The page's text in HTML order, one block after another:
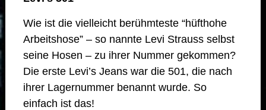
Wie ist die vielleicht berühmteste “hüfthohe
Arbeitshose” – so nannte Levi Strauss selbst
seine Hosen – zu ihrer Nummer gekommen?
Die erste Levi’s Jeans war die 501, die nach
ihrer Lagernummer benannt wurde. So
einfach ist das!